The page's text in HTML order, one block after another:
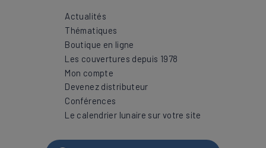
Actualités
Thématiques
Boutique en ligne
Les couvertures depuis 1978
Mon compte
Devenez distributeur
Conférences
Le calendrier lunaire sur votre site